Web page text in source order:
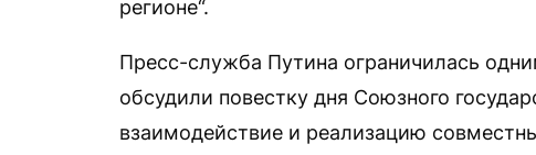
регионе“.
Пресс-служба Путина ограничилась
обсудили повестку дня Союзного
взаимодействие и реализацию